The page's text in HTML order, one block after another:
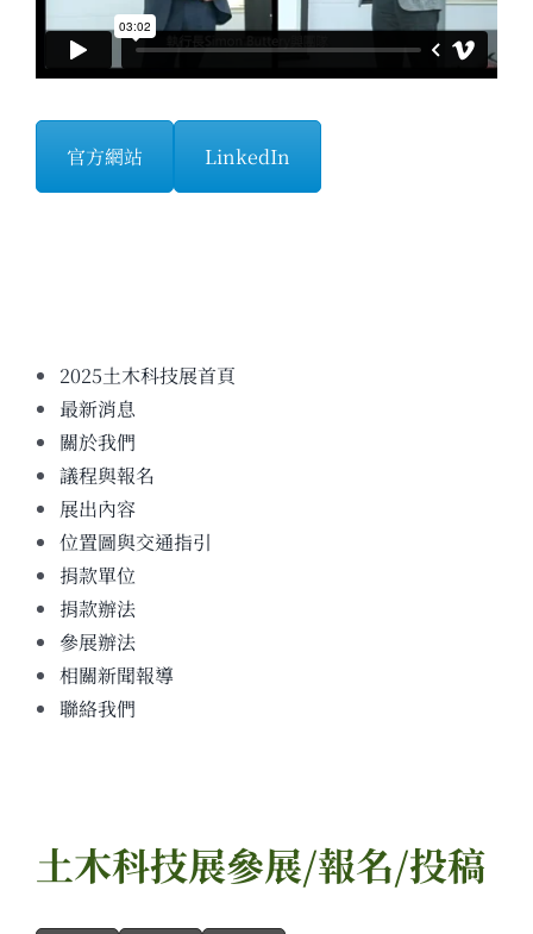
官方網站 LinkedIn
2025土木科技展首頁
最新消息
關於我們
議程與報名
展出內容
位置圖與交通指引
捐款單位
捐款辦法
參展辦法
相關新聞報導
聯絡我們
土木科技展參展/報名/投稿